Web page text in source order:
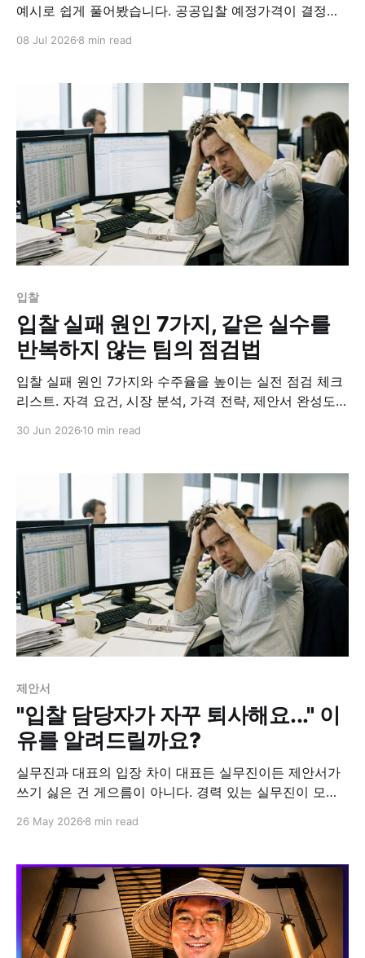
예시로 쉽게 풀어봤습니다. 공공입찰 예정가격이 결정되
08 Jul 2026 8 min read
입찰
입찰 실패 원인 7가지, 같은 실수를
반복하지 않는 팀의 점검법
입찰 실패 원인 7가지와 수주율을 높이는 실전 점검 체크
리스트. 자격 요건, 시장 분석, 가격 전략, 제안서 완성도,
30 Jun 2026 10 min read
제안서
"입찰 담당자가 자꾸 퇴사해요..." 이
유를 알려드릴까요?
실무진과 대표의 입장 차이 대표든 실무진이든 제안서가
쓰기 싫은 건 게으름이 아니다. 경력 있는 실무진이 모자
도 사람은 본능적으로 일을 미룬다. 오히려 사업 수행이나
서류 작업과 요청 업무의 반복인 제안서 작성이 솔직히 반
갑기는 어렵다. 그래서
26 May 2026 8 min read